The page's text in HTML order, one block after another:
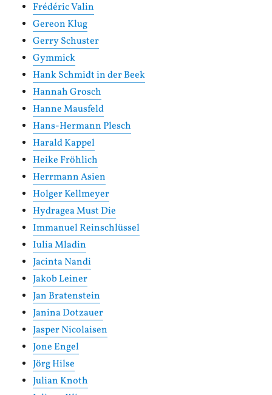
Frédéric Valin
Gereon Klug
Gerry Schuster
Gymmick
Hank Schmidt in der Beek
Hannah Grosch
Hanne Mausfeld
Hans-Hermann Plesch
Harald Kappel
Heike Fröhlich
Herrmann Asien
Holger Kellmeyer
Hydragea Must Die
Immanuel Reinschlüssel
Iulia Mladin
Jacinta Nandi
Jakob Leiner
Jan Bratenstein
Janina Dotzauer
Jasper Nicolaisen
Jone Engel
Jörg Hilse
Julian Knoth